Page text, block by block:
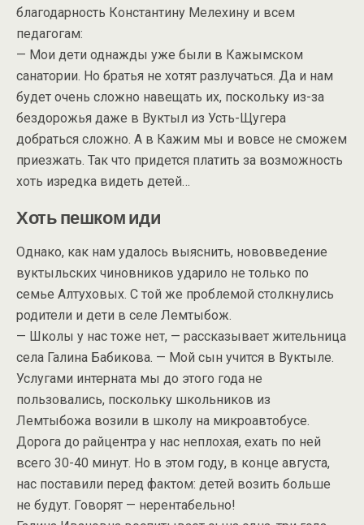
благодарность Константину Мелехину и всем
педагогам:
— Мои дети однажды уже были в Кажымском
санатории. Но братья не хотят разлучаться. Да и нам
будет очень сложно навещать их, поскольку из-за
бездорожья даже в Вуктыл из Усть-Щугера
добраться сложно. А в Кажим мы и вовсе не сможем
приезжать. Так что придется платить за возможность
хоть изредка видеть детей…
Хоть пешком иди
Однако, как нам удалось выяснить, нововведение
вуктыльских чиновников ударило не только по
семье Алтуховых. С той же проблемой столкнулись
родители и дети в селе Лемтыбож.
— Школы у нас тоже нет, — рассказывает жительница
села Галина Бабикова. — Мой сын учится в Вуктыле.
Услугами интерната мы до этого года не
пользовались, поскольку школьников из
Лемтыбожа возили в школу на микроавтобусе.
Дорога до райцентра у нас неплохая, ехать по ней
всего 30-40 минут. Но в этом году, в конце августа,
нас поставили перед фактом: детей возить больше
не будут. Говорят — нерентабельно!